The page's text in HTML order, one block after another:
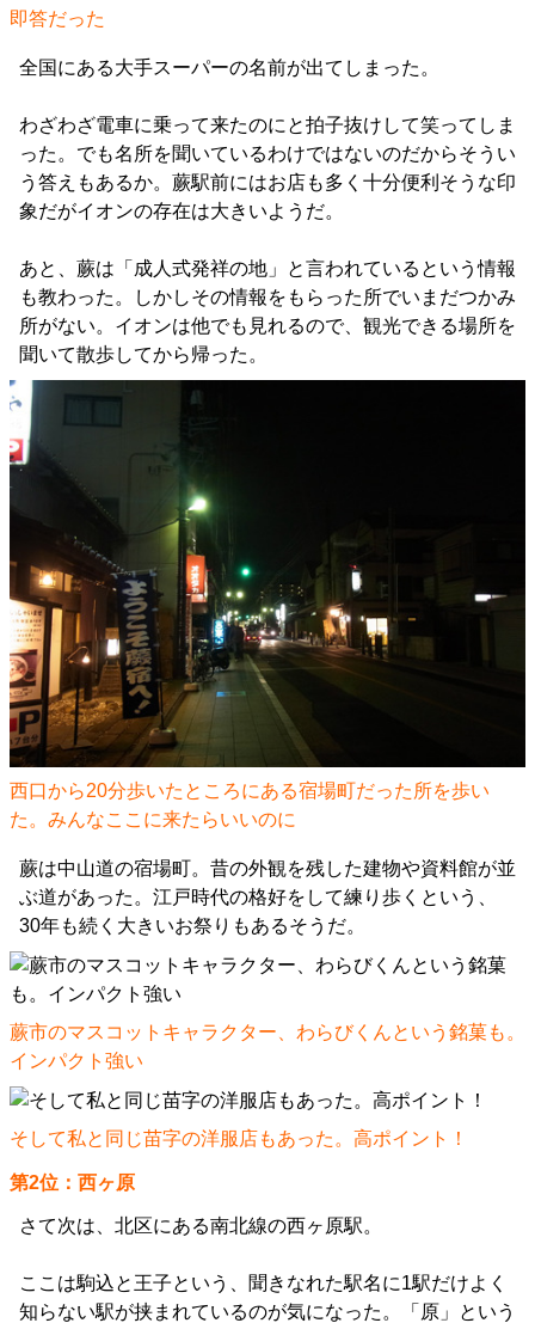
即答だった
全国にある大手スーパーの名前が出てしまった。
わざわざ電車に乗って来たのにと拍子抜けして笑ってしま
った。でも名所を聞いているわけではないのだからそうい
う答えもあるか。蕨駅前にはお店も多く十分便利そうな印
象だがイオンの存在は大きいようだ。
あと、蕨は「成人式発祥の地」と言われているという情報
も教わった。しかしその情報をもらった所でいまだつかみ
所がない。イオンは他でも見れるので、観光できる場所を
聞いて散歩してから帰った。
西口から20分歩いたところにある宿場町だった所を歩い
た。みんなここに来たらいいのに
蕨は中山道の宿場町。昔の外観を残した建物や資料館が並
ぶ道があった。江戸時代の格好をして練り歩くという、
30年も続く大きいお祭りもあるそうだ。
蕨市のマスコットキャラクター、わらびくんという銘菓も。
インパクト強い
そして私と同じ苗字の洋服店もあった。高ポイント！
第2位：西ヶ原
さて次は、北区にある南北線の西ヶ原駅。
ここは駒込と王子という、聞きなれた駅名に1駅だけよく
知らない駅が挟まれているのが気になった。「原」という